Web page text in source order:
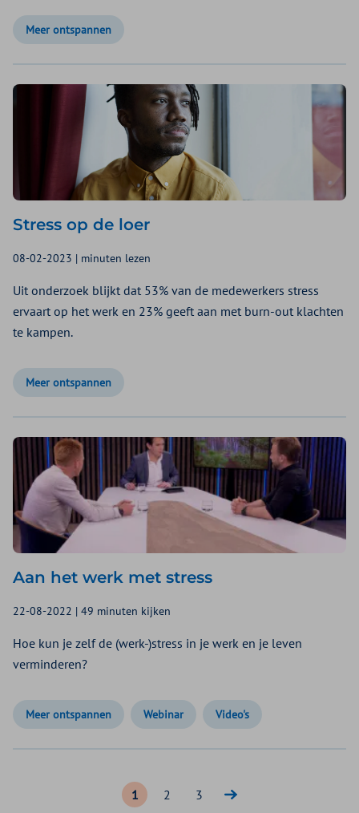
Meer ontspannen
Stress op de loer
08-02-2023 | minuten lezen
Uit onderzoek blijkt dat 53% van de medewerkers stress
ervaart op het werk en 23% geeft aan met burn-out klachten
te kampen.
Meer ontspannen
Aan het werk met stress
22-08-2022 | 49 minuten kijken
Hoe kun je zelf de (werk-)stress in je werk en je leven
verminderen?
Meer ontspannen Webinar Video's
1 2 3